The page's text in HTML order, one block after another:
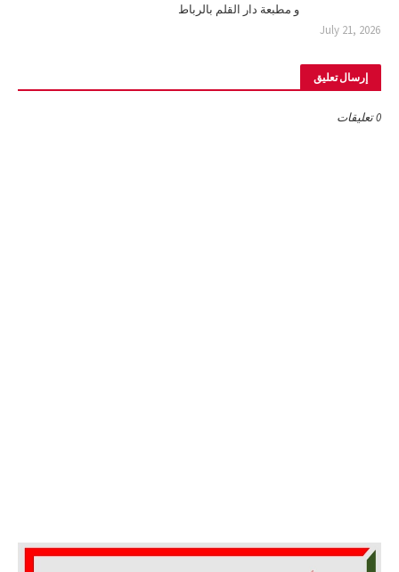
و مطبعة دار القلم بالرباط
July 21, 2026
إرسال تعليق
0 تعليقات